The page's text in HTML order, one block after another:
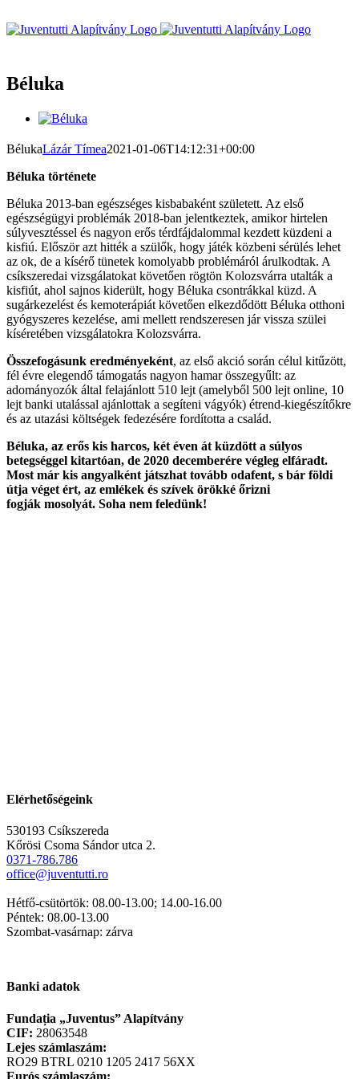
Béluka
View
Image
BélukaLázár Tímea2021-01-06T14:12:31+00:00
Béluka története
Béluka 2013-ban egészséges kisbabaként született. Az első
egészségügyi problémák 2018-ban jelentkeztek, amikor hirtelen
súlyvesztéssel és nagyon erős térdfájdalommal kezdett küzdeni a
kisfiú. Először azt hitték a szülők, hogy játék közbeni sérülés lehet
az ok, de a kísérő tünetek komolyabb problémáról árulkodtak. A
csíkszeredai vizsgálatokat követően rögtön Kolozsvárra utalták a
kisfiút, ahol sajnos kiderült, hogy Béluka csontrákkal küzd. A
sugárkezelést és kemoterápiát követően elkezdődött Béluka otthoni
gyógyszeres kezelése, ami mellett rendszeresen jár vissza szülei
kíséretében vizsgálatokra Kolozsvárra.
Összefogásunk eredményeként, az első akció során célul kitűzött,
fél évre elegendő támogatás nagyon hamar összegyűlt: az
adományozók által felajánlott 510 lejt (amelyből 500 lejt online, 10
lejt banki utalással ajánlottak a segíteni vágyók) étrend-kiegészítőkre
és az utazási költségek fedezésére fordította a család.
Béluka, az erős kis harcos, két éven át küzdött a súlyos
betegséggel kitartóan, de 2020 decemberére végleg elfáradt.
Most már kis angyalként játszhat tovább odafent, s bár földi
útja véget ért, az emlékek és szívek örökké őrizni
fogják mosolyát. Soha nem feledünk!
Elérhetőségeink
530193 Csíkszereda
Kőrösi Csoma Sándor utca 2.
0371-786.786
office@juventutti.ro
Hétfő-csütörtök: 08.00-13.00; 14.00-16.00
Péntek: 08.00-13.00
Szombat-vasárnap: zárva
Banki adatok
Fundația „Juventus” Alapítvány
CIF: 28063548
Lejes számlaszám:
RO29 BTRL 0210 1205 2417 56XX
Eurós számlaszám: